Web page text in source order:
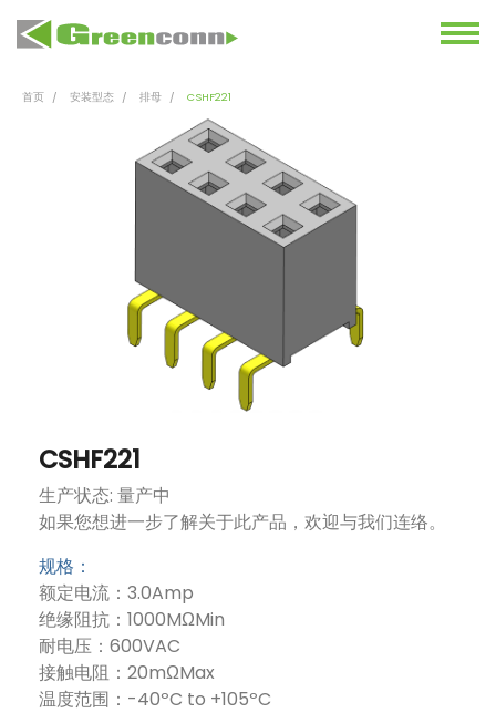
首页 安装型态 排母 CSHF221
CSHF221
生产状态: 量产中
如果您想进一步了解关于此产品，欢迎与我们连络。
规格：
额定电流：3.0Amp
绝缘阻抗：1000MΩMin
耐电压：600VAC
接触电阻：20mΩMax
温度范围：-40ºC to +105ºC